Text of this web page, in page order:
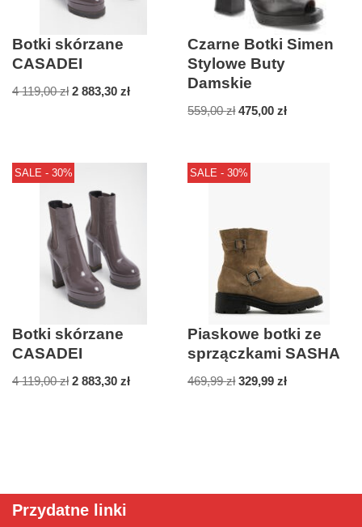
Botki skórzane
CASADEI
4 119,00zł 2 883,30 zł
Czarne Botki Simen
Stylowe Buty
Damskie
559,00zł 475,00zł
SALE - 30%
Botki skórzane
CASADEI
4 119,00zł 2 883,30 zł
SALE - 30%
Piaskowe botki ze
sprzączkami SASHA
469,99zł 329,99zł
Przydatne linki